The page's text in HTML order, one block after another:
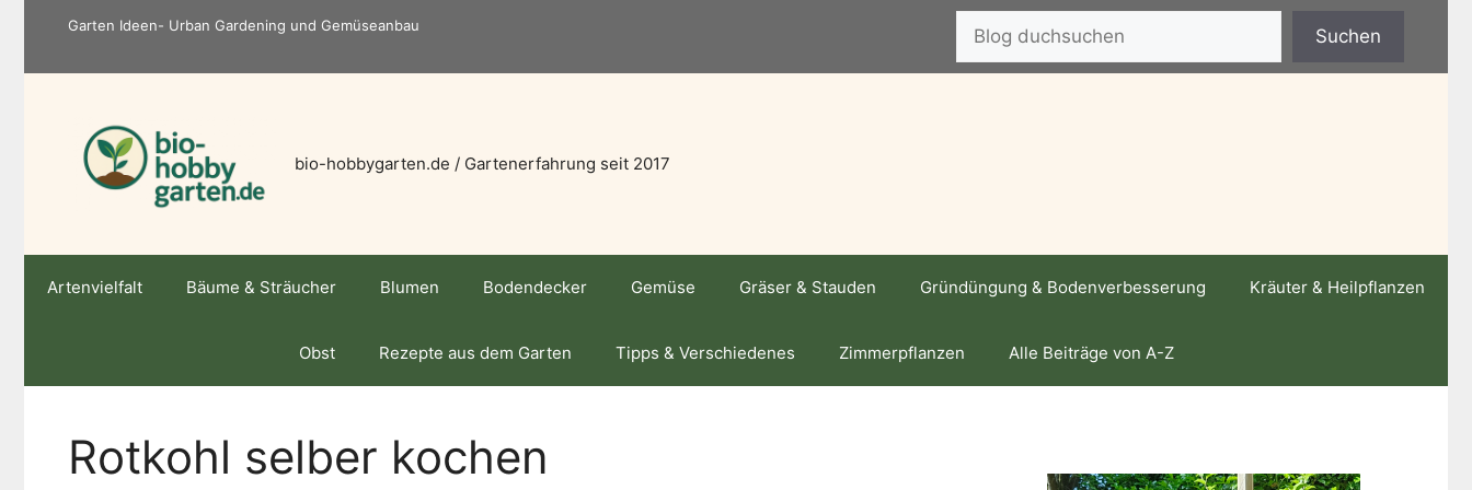
Garten Ideen- Urban Gardening und Gemüseanbau Suchen
bio-hobbygarten.de / Gartenerfahrung seit 2017
Artenvielfalt Bäume & Sträucher Blumen Bodendecker Gemüse Gräser & Stauden Gründüngung & Bodenverbesserung Kräuter & Heilpflanzen
Obst Rezepte aus dem Garten Tipps & Verschiedenes Zimmerpflanzen Alle Beiträge von A-Z
Rotkohl selber kochen